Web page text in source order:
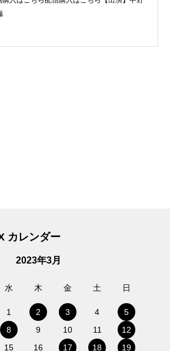
カレンダー
2023年3月
水 木 金 土 日
1 2 3 4
5
8 9 10 11
12
15 16 17 18
19